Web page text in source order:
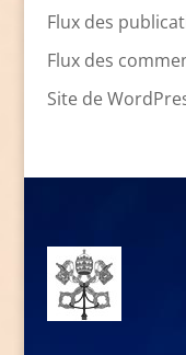
Flux des
Flux des
Site de